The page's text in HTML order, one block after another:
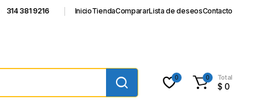
314 381 9216 InicioTiendaCompararLista de deseosContacto
0 0 Total
$ 0